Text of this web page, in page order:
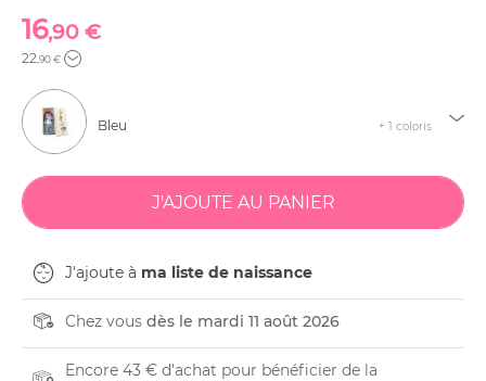
16,90 €
22,90 €
Bleu + 1 coloris
J'ajoute à ma liste de naissance
Chez vous dès le mardi 11 août 2026
Encore 43 € d'achat pour bénéficier de la